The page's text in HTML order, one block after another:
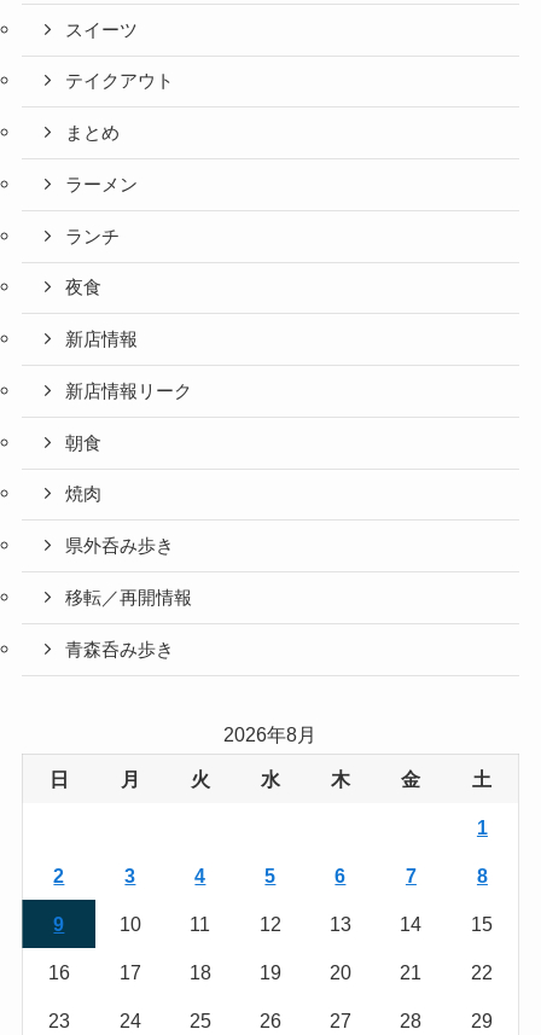
スイーツ
テイクアウト
まとめ
ラーメン
ランチ
夜食
新店情報
新店情報リーク
朝食
焼肉
県外呑み歩き
移転／再開情報
青森呑み歩き
2026年8月
日 月 火 水 木 金 土
1
2 3 4 5 6 7 8
9 10 11 12 13 14 15
16 17 18 19 20 21 22
23 24 25 26 27 28 29